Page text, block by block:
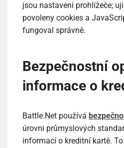
jsou nastavení prohlížeče;
povoleny cookies a
fungoval správně.
Bezpečnostní
informace o
Battle.Net používá
úrovni průmyslových
informací o kreditní kartě.